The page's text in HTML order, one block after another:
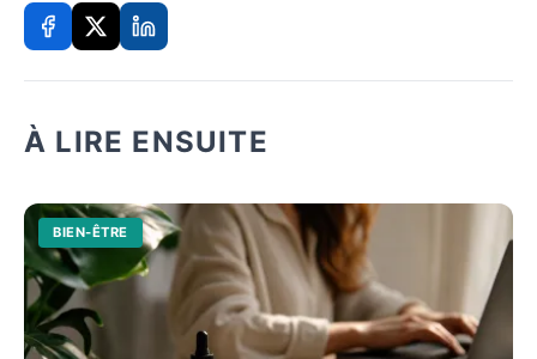
À LIRE ENSUITE
BIEN-ÊTRE